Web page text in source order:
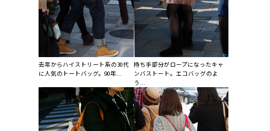
去年からハイストリート系の30代
に人気のトートバッグ。90年...
持ち手部分がロープになったキャ
ンバストート。エコバッグのよ
う...